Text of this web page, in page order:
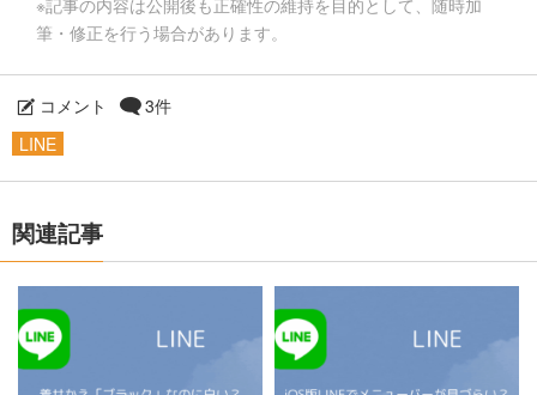
※記事の内容は公開後も正確性の維持を目的として、随時加
筆・修正を行う場合があります。
コメント
3件
LINE
関連記事